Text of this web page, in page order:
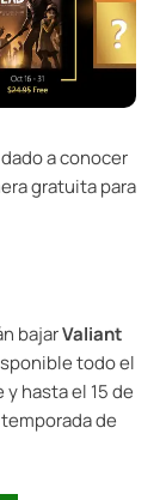
a conocer
gratuita para
bajarValiant
todo el
hasta el 15 de
de